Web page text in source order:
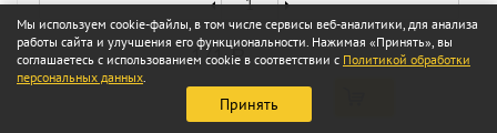
171a
Мы используем cookie-файлы, в том числе сервисы веб-аналитики, для анализа
работы сайта и улучшения его функциональности. Нажимая «Принять», вы
соглашаетесь с использованием cookie в соответствии с Политикой обработки
персональных данных.
Принять